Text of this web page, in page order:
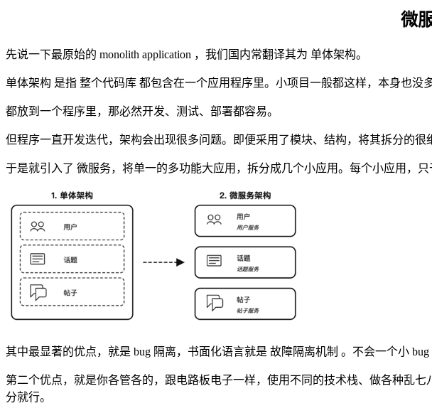
微
先说一下最原始的 monolith application ，我们国内常翻译其为 单体架构。
单体架构 是指 整个代码库 都包含在一个应用程序里。小项目一般都这样，本身也没
都放到一个程序里，那必然开发、测试、部署都容易。
但程序一直开发迭代，架构会出现很多问题。即便采用了模块、结构，将其拆分的
于是就引入了 微服务，将单一的多功能大应用，拆分成几个小应用。每个小应用，只
其中最显著的优点，就是 bug 隔离，书面化语言就是 故障隔离机制 。不会一个小 bug
第二个优点，就是你各管各的，跟电路板电子一样，使用不同的技术栈、做各种乱
分就行。